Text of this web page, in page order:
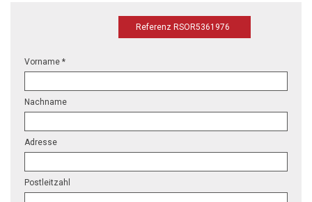
Referenz RSOR5361976
Vorname *
Nachname
Adresse
Postleitzahl